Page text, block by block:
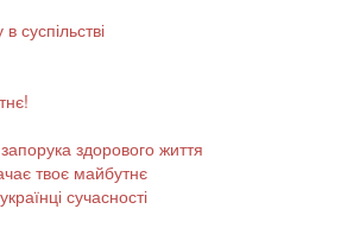
суспільстві
здорового життя
твоє майбутнє
сучасності